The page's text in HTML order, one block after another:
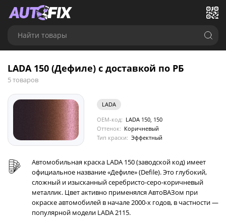
Найти товары
LADA 150 (Дефиле) с доставкой по РБ
5 товаров
LADA
OEM-код: LADA 150, 150
Оттенок: Коричневый
Тип краски: Эффектный
Автомобильная краска LADA 150 (заводской код) имеет
официальное название «Дефиле» (Defile). Это глубокий,
сложный и изысканный серебристо-серо-коричневый
металлик. Цвет активно применялся АвтоВАЗом при
окраске автомобилей в начале 2000-х годов, в частности —
популярной модели LADA 2115.